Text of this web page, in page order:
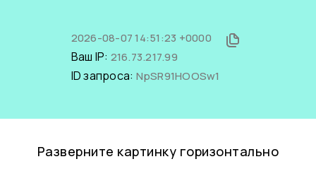
2026-08-07 14:51:23 +0000
Ваш IP: 216.73.217.99
ID запроса: NpSR91HOOSw1
Разверните картинку горизонтально